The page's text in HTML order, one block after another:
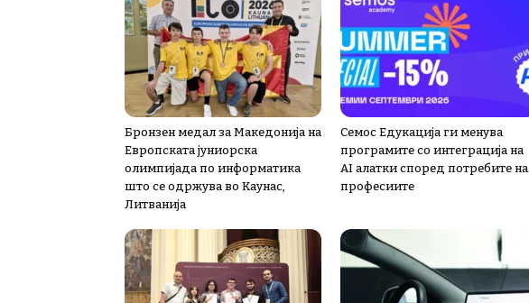
Бронзен медал за Македонија на
Европската јуниорска
олимпијада по информатика
што се одржува во Каунас,
Литванија
Семос Едукација ги менува
програмите со интеграција на
AI алатки според потребите на
професиите